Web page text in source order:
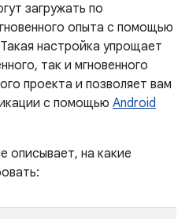
загружать по
опыта с помощью
настройка упрощает
так и мгновенного
проекта и позволяет вам
с помощью Android
описывает, на какие